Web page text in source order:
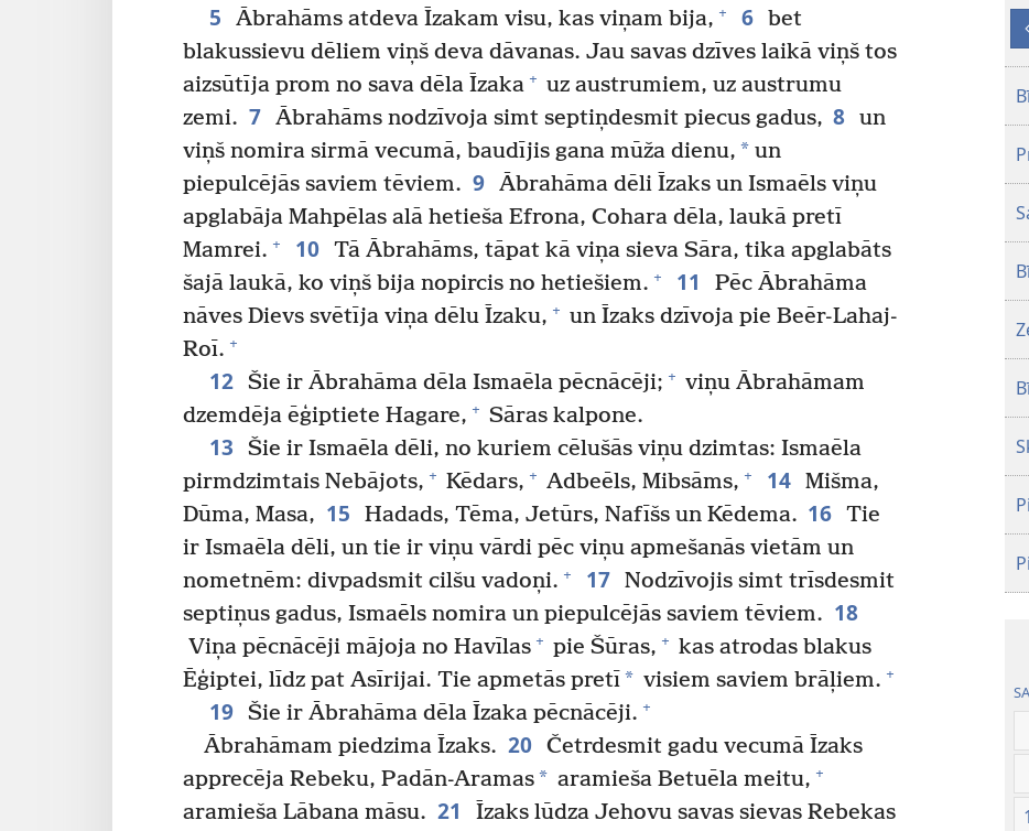
5 Ābrahāms atdeva Īzakam visu, kas viņam bija, + 6 bet
blakussievu dēliem viņš deva dāvanas. Jau savas dzīves laikā viņš tos
aizsūtīja prom no sava dēla Īzaka + uz austrumiem, uz austrumu
zemi. 7 Ābrahāms nodzīvoja simt septiņdesmit piecus gadus, 8 un
viņš nomira sirmā vecumā, baudījis gana mūža dienu, * un
piepulcējās saviem tēviem. 9 Ābrahāma dēli Īzaks un Ismaēls viņu
apglabāja Mahpēlas alā hetieša Efrona, Cohara dēla, laukā pretī
Mamrei. + 10 Tā Ābrahāms, tāpat kā viņa sieva Sāra, tika apglabāts
šajā laukā, ko viņš bija nopircis no hetiešiem. + 11
Pēc Ābrahāma
nāves Dievs svētīja viņa dēlu Īzaku, + un Īzaks dzīvoja pie Beēr-Lahaj-
Roī. +
12 Šie ir Ābrahāma dēla Ismaēla pēcnācēji; + viņu Ābrahāmam
dzemdēja ēģiptiete Hagare, + Sāras kalpone.
13
Šie ir Ismaēla dēli, no kuriem cēlušās viņu dzimtas: Ismaēla
pirmdzimtais Nebājots, + Kēdars, + Adbeēls, Mibsāms, + 14 Mišma,
Dūma, Masa, 15 Hadads, Tēma, Jetūrs, Nafīšs un Kēdema. 16 Tie
ir Ismaēla dēli, un tie ir viņu vārdi pēc viņu apmešanās vietām un
nometnēm: divpadsmit cilšu vadoņi. + 17 Nodzīvojis simt trīsdesmit
septiņus gadus, Ismaēls nomira un piepulcējās saviem tēviem. 18
Viņa pēcnācēji mājoja no Havīlas + pie Šūras, + kas atrodas blakus
Ēģiptei, līdz pat Asīrijai. Tie apmetās pretī* visiem saviem brāļiem. +
19 Šie ir Ābrahāma dēla Īzaka pēcnācēji. +
Ābrahāmam piedzima Īzaks. 20 Četrdesmit gadu vecumā Īzaks
apprecēja Rebeku, Padān-Aramas* aramieša Betuēla meitu, +
aramieša Lābana māsu. 21
Īzaks lūdza Jehovu savas sievas Rebekas